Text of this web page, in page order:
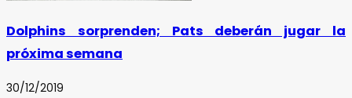
Dolphins sorprenden; Pats deberán jugar la
próxima semana
30/12/2019